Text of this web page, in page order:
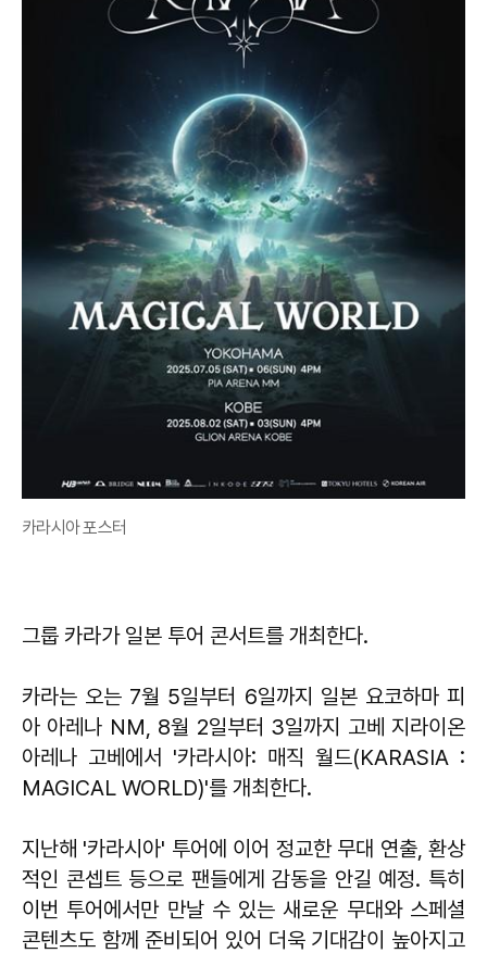
카라시아 포스터
그룹 카라가 일본 투어 콘서트를 개최한다.
카라는 오는 7월 5일부터 6일까지 일본 요코하마 피
아 아레나 NM, 8월 2일부터 3일까지 고베 지라이온
아레나 고베에서 '카라시아: 매직 월드(KARASIA :
MAGICAL WORLD)'를 개최한다.
지난해 '카라시아' 투어에 이어 정교한 무대 연출, 환상
적인 콘셉트 등으로 팬들에게 감동을 안길 예정. 특히
이번 투어에서만 만날 수 있는 새로운 무대와 스페셜
콘텐츠도 함께 준비되어 있어 더욱 기대감이 높아지고